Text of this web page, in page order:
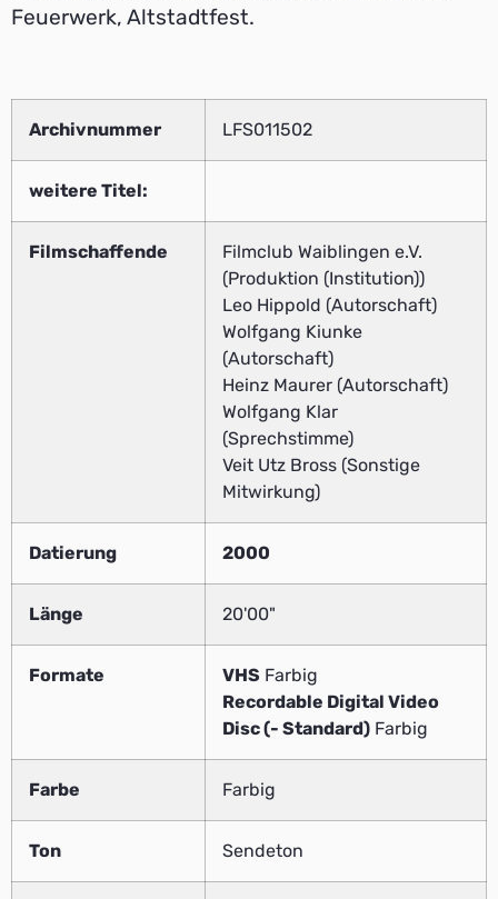
Feuerwerk, Altstadtfest.
Archivnummer LFS011502
weitere Titel:
Filmschaffende
Filmclub Waiblingen e.V.
(Produktion (Institution))
Leo Hippold (Autorschaft)
Wolfgang Kiunke
(Autorschaft)
Heinz Maurer (Autorschaft)
Wolfgang Klar
(Sprechstimme)
Veit Utz Bross (Sonstige
Mitwirkung)
Datierung 2000
Länge 20'00"
Formate VHS Farbig
Recordable Digital Video
Disc (- Standard) Farbig
Farbe Farbig
Ton Sendeton